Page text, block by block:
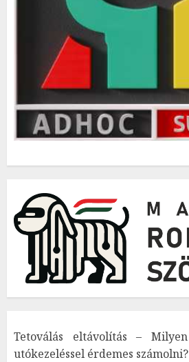
Tetoválás eltávolítás –
utókezeléssel érdemes számolni?